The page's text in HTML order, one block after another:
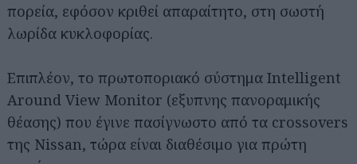
πορεία, εφόσον κριθεί απαραίτητο, στη σωστή
λωρίδα κυκλοφορίας.
Επιπλέον, το πρωτοποριακό σύστημα Intelligent
Around View Monitor (εξυπνης πανοραμικής
θέασης) που έγινε πασίγνωστο από τα crossovers
της Nissan, τώρα είναι διαθέσιμο για πρώτη